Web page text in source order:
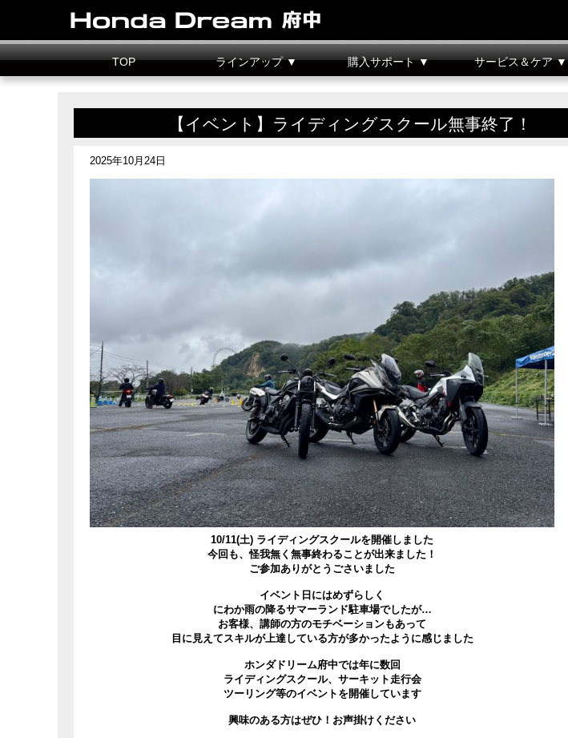
TOP ラインアップ ▼ 購入サポート ▼ サービス＆ケア ▼
【イベント】ライディングスクール無事終了！
2025年10月24日
10/11(土) ライディングスクールを開催しました
今回も、怪我無く無事終わることが出来ました！
ご参加ありがとうごさいました
イベント日にはめずらしく
にわか雨の降るサマーランド駐車場でしたが…
お客様、講師の方のモチベーションもあって
目に見えてスキルが上達している方が多かったように感じました
ホンダドリーム府中では年に数回
ライディングスクール、サーキット走行会
ツーリング等のイベントを開催しています
興味のある方はぜひ！お声掛けください